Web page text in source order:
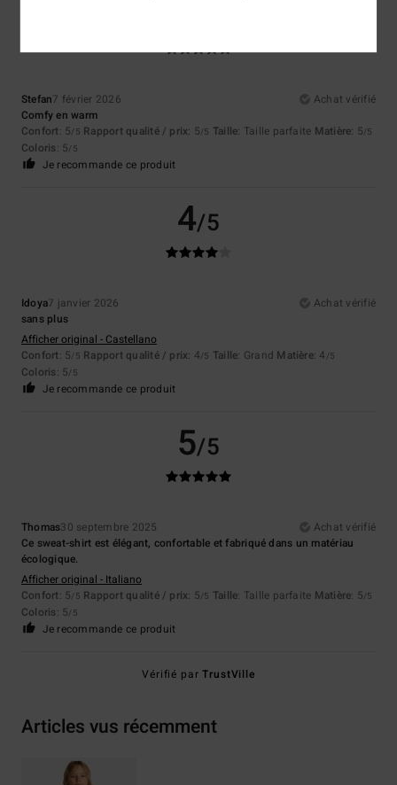
Stefan7 février 2026
Achat vérifié
Comfy en warm
Confort: 5/5 Rapport qualité / prix: 5/5 Taille: Taille parfaite Matière: 5/5
Coloris: 5/5
Je recommande ce produit
4/5
Idoya7 janvier 2026
Achat vérifié
sans plus
Afficher original - Castellano
Confort: 5/5 Rapport qualité / prix: 4/5 Taille: Grand Matière: 4 /5
Coloris: 5/5
Je recommande ce produit
5/5
Thomas30 septembre 2025
Achat vérifié
Ce sweat-shirt est élégant, confortable et fabriqué dans un matériau
écologique.
Afficher original - Italiano
Confort: 5/5 Rapport qualité / prix: 5/5 Taille: Taille parfaite Matière: 5/5
Coloris: 5/5
Je recommande ce produit
Vérifié parTrustVille
Articles vus récemment